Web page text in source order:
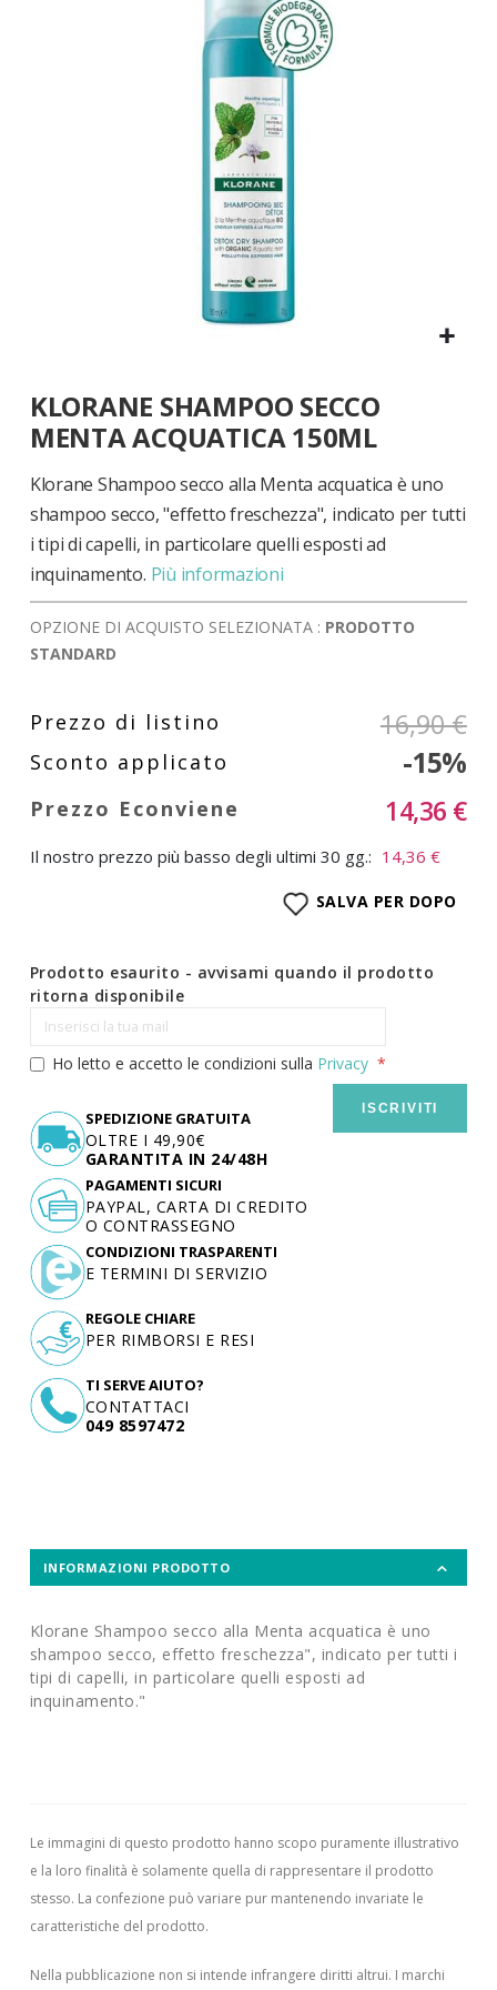
all'inizio
della
galleria
di
immagini
KLORANE SHAMPOO SECCO
MENTA ACQUATICA 150ML
Klorane Shampoo secco alla Menta acquatica è uno
shampoo secco, "effetto freschezza", indicato per tutti
i tipi di capelli, in particolare quelli esposti ad
inquinamento. Più informazioni
OPZIONE DI ACQUISTO SELEZIONATA : PRODOTTO
STANDARD
16,90 €
-15%
14,36 €
Il nostro prezzo più basso degli ultimi 30 gg.: 14,36 €
SALVA PER DOPO
Prodotto esaurito - avvisami quando il prodotto
ritorna disponibile
Ho letto e accetto le condizioni sulla Privacy
ISCRIVITI
SPEDIZIONE GRATUITA
OLTRE I 49,90€
GARANTITA IN 24/48H
TI SERVE AIUTO?
CONTATTACI
049 8597472
PAGAMENTI SICURI
PAYPAL, CARTA DI CREDITO
O CONTRASSEGNO
CONDIZIONI TRASPARENTI
E TERMINI DI SERVIZIO
REGOLE CHIARE
PER RIMBORSI E RESI
INFORMAZIONI PRODOTTO
Klorane Shampoo secco alla Menta acquatica è uno
shampoo secco, effetto freschezza", indicato per tutti i
tipi di capelli, in particolare quelli esposti ad
inquinamento."
Le immagini di questo prodotto hanno scopo puramente illustrativo
e la loro finalità è solamente quella di rappresentare il prodotto
stesso. La confezione può variare pur mantenendo invariate le
caratteristiche del prodotto.
Nella pubblicazione non si intende infrangere diritti altrui. I marchi